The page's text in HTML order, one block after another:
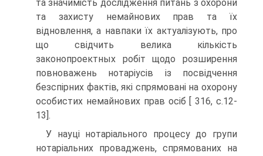
та значимість дослідження питань з охорони
та захисту немайнових прав та їх
відновлення, а навпаки їх актуалізують, про
що свідчить велика кількість
законопроектных робіт щодо розширення
повноважень нотаріусів із посвідчення
безспірних фактів, які спрямовані на охорону
особистих немайнових прав осіб [ 316, c.12-
13].
У науці нотаріального процесу до групи
нотаріальних проваджень, спрямованих на